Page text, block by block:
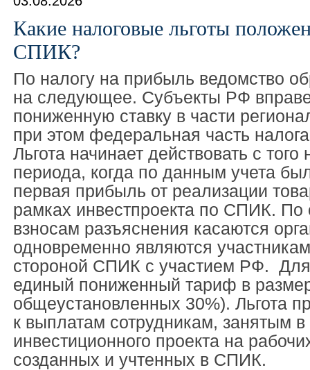
Какие налоговые льготы
СПИК?
По налогу на прибыль ведомство
на следующее. Субъекты РФ вправе
пониженную ставку в части
при этом федеральная часть
Льгота начинает действовать с того
периода, когда по данным учета
первая прибыль от реализации
рамках инвестпроекта по СПИК. По
взносам разъяснения касаются
одновременно являются
стороной СПИК с участием РФ. Для
единый пониженный тариф в
общеустановленных 30%). Льгота
к выплатам сотрудникам, занятым
инвестиционного проекта на
созданных и учтенных в СПИК.